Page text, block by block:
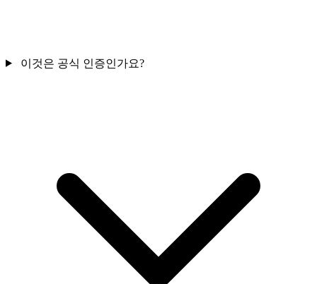
이것은 공식 인증인가요?